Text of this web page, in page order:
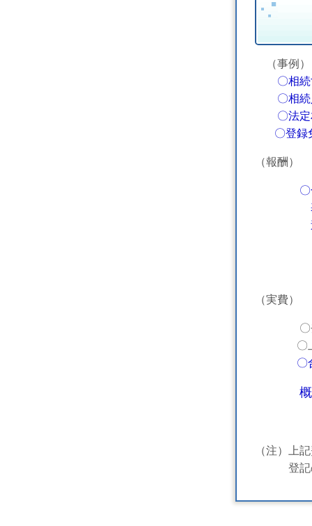
（事例）
〇相
〇相続人
〇法定
〇登録免
（報酬）
基本
追加報
（実費）
〇登録
〇上記
（注）上
登記の